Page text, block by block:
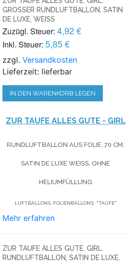
GROSSER RUNDLUFTBALLON, SATIN D
E LUXE, WEISS
Zuzügl. Steuer: 4,92 €
Inkl. Steuer: 5,85 €
zzgl.Versandkosten
Lieferzeit: lieferbar
IN DEN WARENKORB LEGEN
ZUR TAUFE ALLES GUTE - GIRL
RUNDLUFTBALLON AUS FOLIE, 70 CM,
SATIN DE LUXE WEISS, OHNE H
ELIUMFÜLLUNG
LUFTBALLONS, FOLIENBALLONS: "TAUFE"
Mehr erfahren
ZUR TAUFE ALLES GUTE. GIRL.
RUNDLUFTBALLON, SATIN DE LUXE,